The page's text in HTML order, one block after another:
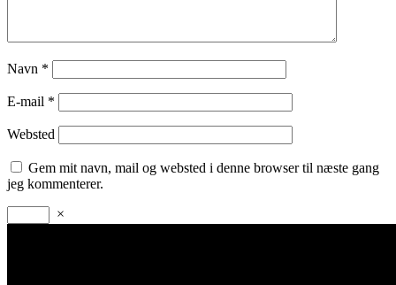
Navn *
E-mail *
Websted
Gem mit navn, mail og websted i denne browser til næste gang
jeg kommenterer.
×